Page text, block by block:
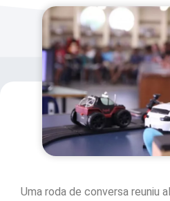
Uma roda de conversa reuniu